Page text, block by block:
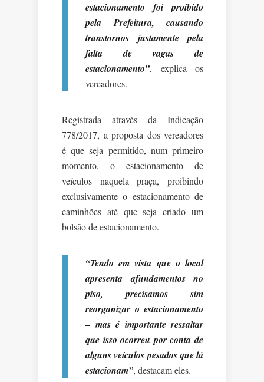
estacionamento foi proibido
pela Prefeitura, causando
transtornos justamente pela
falta de vagas de
estacionamento”, explica os
vereadores.
Registrada através da Indicação
778/2017, a proposta dos vereadores
é que seja permitido, num primeiro
momento, o estacionamento de
veículos naquela praça, proibindo
exclusivamente o estacionamento de
caminhões até que seja criado um
bolsão de estacionamento.
“Tendo em vista que o local
apresenta afundamentos no
piso, precisamos sim
reorganizar o estacionamento
– mas é importante ressaltar
que isso ocorreu por conta de
alguns veículos pesados que lá
estacionam”, destacam eles.